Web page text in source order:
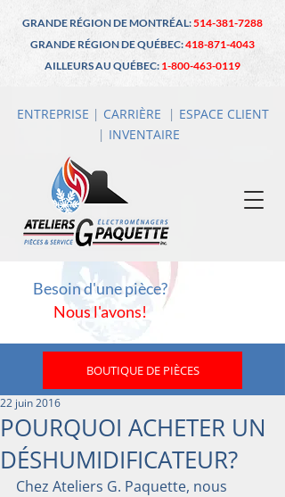
GRANDE RÉGION DE MONTRÉAL:514-381-7288
GRANDE RÉGION DE QUÉBEC:418-871-4043
AILLEURS AU QUÉBEC: 1-800-463-0119
ENTREPRISE | CARRIÈRE | ESPACE CLIENT
| INVENTAIRE
Besoin d'une pièce?
Nous l'avons!
BOUTIQUE DE PIÈCES
POURQUOI ACHETER UN
DÉSHUMIDIFICATEUR?
22 juin 2016
Chez Ateliers G. Paquette, nous